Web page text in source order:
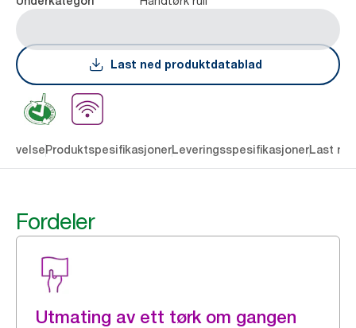
Last ned produktdatablad
ProduktspesifikasjonerLeveringsspesifikasjonerLast
Fordeler
Utmating av ett tørk om gangen